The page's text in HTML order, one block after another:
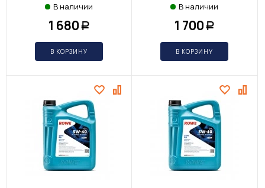
В наличии
1 680 Р
В КОРЗИНУ
В наличии
1 700 Р
В КОРЗИНУ